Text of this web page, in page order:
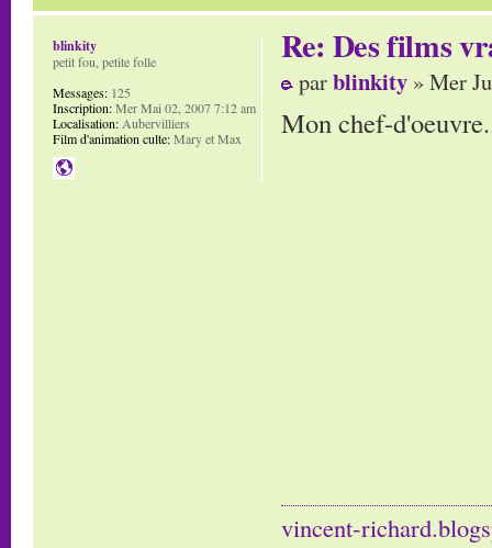
Re: Des films
parblinkity » Mer
Mon chef-
vincent-
blinkity
petit fou, petite folle
Messages: 125
Inscription:Mer Mai 02, 2007 7:12 am
Localisation:Aubervilliers
Film d'animation culte:Mary et Max